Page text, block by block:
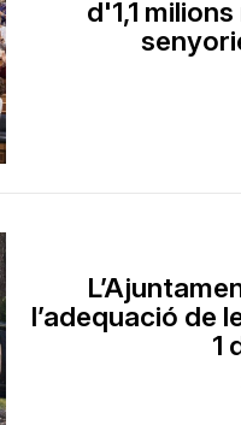
d'1,1
l’adequació de
1